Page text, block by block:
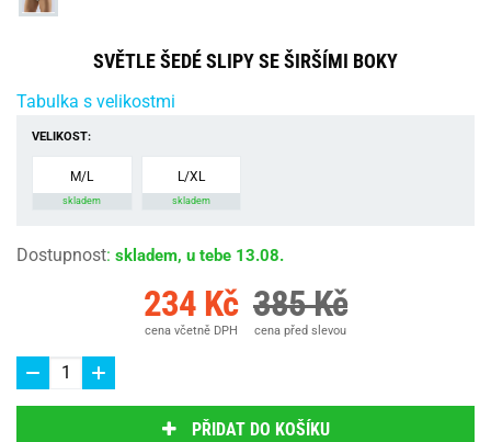
SVĚTLE ŠEDÉ SLIPY SE ŠIRŠÍMI BOKY
Tabulka s velikostmi
VELIKOST:
M/L
skladem
L/XL
skladem
Dostupnost: skladem, u tebe 13.08.
234 Kč
cena včetně DPH
385 Kč
cena před slevou
PŘIDAT DO KOŠÍKU